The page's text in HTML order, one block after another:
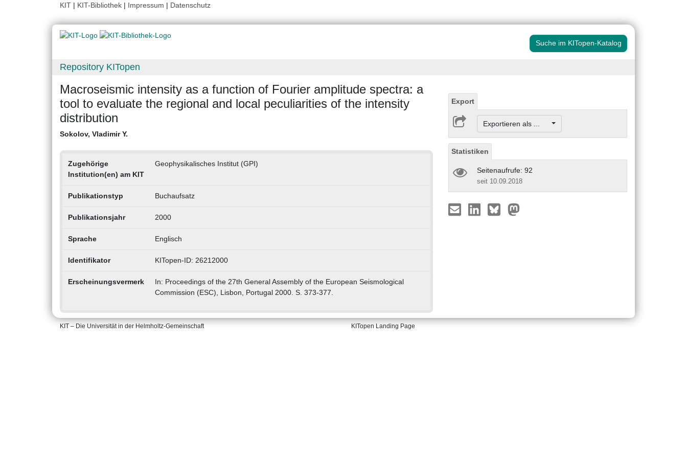
KIT | KIT-Bibliothek | Impressum | Datenschutz
Suche im KITopen-Katalog
Repository KITopen
Macroseismic intensity as a function of Fourier amplitude spectra: a
tool to evaluate the regional and local peculiarities of the intensity
distribution
Sokolov, Vladimir Y.
Zugehörige
Institution(en) am KIT
Geophysikalisches Institut (GPI)
Publikationstyp Buchaufsatz
Publikationsjahr 2000
Sprache Englisch
Identifikator KITopen-ID: 26212000
Erscheinungsvermerk
In: Proceedings of the 27th General Assembly of the European Seismological
Commission (ESC), Lisbon, Portugal 2000. S. 373-377.
Export
Exportieren als ...
Statistiken
Seitenaufrufe: 92
seit 10.09.2018
KIT – Die Universität in der Helmholtz-Gemeinschaft KITopen Landing Page